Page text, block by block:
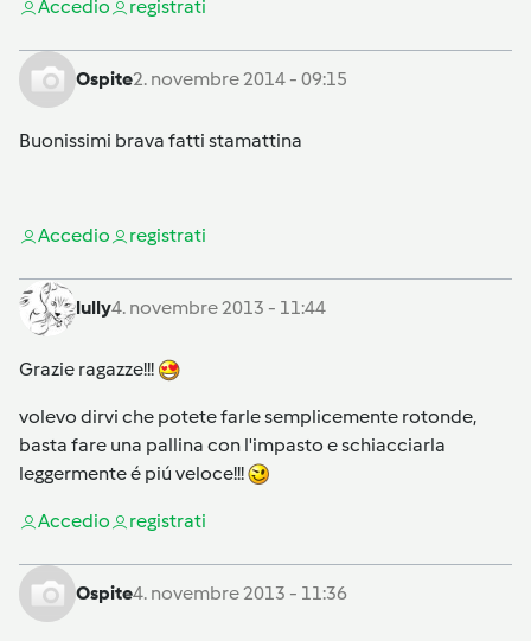
Accedio registrati
Ospite2. novembre 2014 - 09:15
Buonissimi brava fatti stamattina
Accedio registrati
lully4. novembre 2013 - 11:44
Grazie ragazze!!!
volevo dirvi che potete farle semplicemente rotonde,
basta fare una pallina con l'impasto e schiacciarla
leggermente é piú veloce!!!
Accedio registrati
Ospite4. novembre 2013 - 11:36